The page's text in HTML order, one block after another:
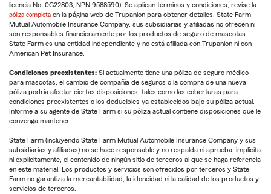
licencia No. 0G22803, NPN 9588590). Se aplican términos y condiciones, revise la
póliza completa en la página web de Trupanion para obtener detalles. State Farm
Mutual Automobile Insurance Company, sus subsidiarias y afiliadas no ofrecen ni
son responsables financieramente por los productos de seguro de mascotas.
State Farm es una entidad independiente y no está afiliada con Trupanion ni con
American Pet Insurance.
Condiciones preexistentes: Si actualmente tiene una póliza de seguro médico
para mascotas, el cambio de compañía de seguros o la compra de una nueva
póliza podría afectar ciertas disposiciones, tales como las coberturas para
condiciones preexistentes o los deducibles ya establecidos bajo su póliza actual.
Informe a su agente de State Farm si su póliza actual contiene disposiciones que le
convenga mantener.
State Farm (incluyendo State Farm Mutual Automobile Insurance Company y sus
subsidiarias y afiliadas) no se hace responsable y no respalda ni aprueba, implícita
ni explícitamente, el contenido de ningún sitio de terceros al que se haga referencia
en este material. Los productos y servicios son ofrecidos por terceros y State
Farm no garantiza la mercantabilidad, la idoneidad ni la calidad de los productos y
servicios de terceros.